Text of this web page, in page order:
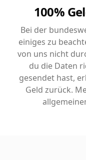
100%
Bei der
einiges zu
von uns nicht
du die Daten
gesendet hast,
Geld zurück.